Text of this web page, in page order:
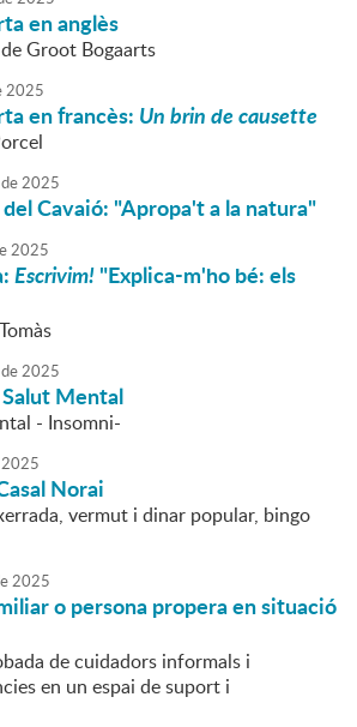
en anglès
Groot Bogaarts
2025
en francès: Un brin de causette
de2025
Cavaió: "Apropa't a la natura"
2025
Escrivim!"Explica-m'ho bé: els
de2025
Mental
- Insomni-
2025
Norai
vermut i dinar popular, bingo
2025
o persona propera en situació
de cuidadors informals i
en un espai de suport i